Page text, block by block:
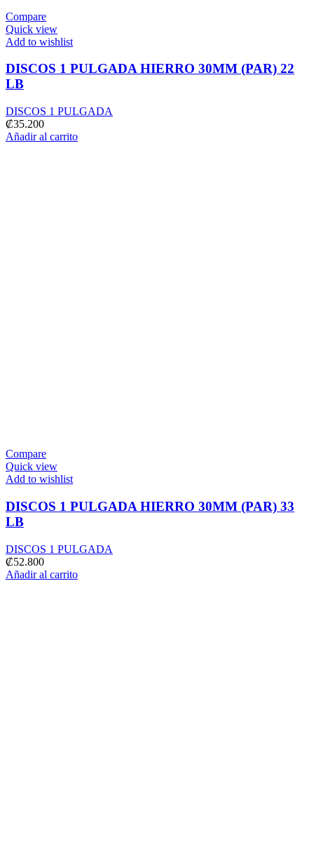
Compare
Quick view
Add to wishlist
DISCOS 1 PULGADA HIERRO 30MM (PAR) 22
LB
DISCOS 1 PULGADA
₡35.200
Añadir al carrito
Compare
Quick view
Add to wishlist
DISCOS 1 PULGADA HIERRO 30MM (PAR) 33
LB
DISCOS 1 PULGADA
₡52.800
Añadir al carrito